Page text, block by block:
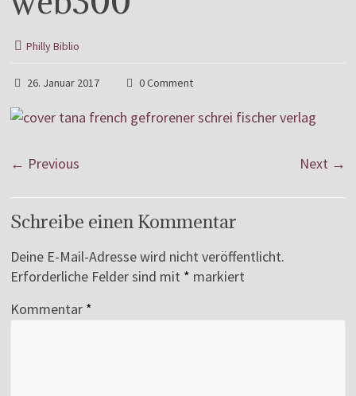
Philly Biblio
26. Januar 2017 0 Comment
← Previous Next →
Schreibe einen Kommentar
Deine E-Mail-Adresse wird nicht veröffentlicht.
Erforderliche Felder sind mit * markiert
Kommentar *